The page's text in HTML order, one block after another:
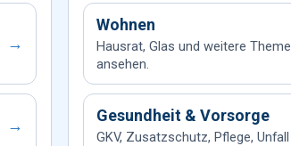
→
→
Wohnen
Hausrat, Glas und weitere
ansehen.
Gesundheit & Vorsorge
GKV, Zusatzschutz, Pflege,